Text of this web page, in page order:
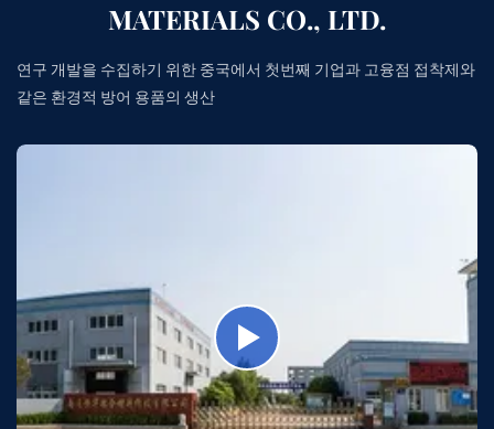
MATERIALS CO., LTD.
연구 개발을 수집하기 위한 중국에서 첫번째 기업과 고융점 접착제와
같은 환경적 방어 용품의 생산